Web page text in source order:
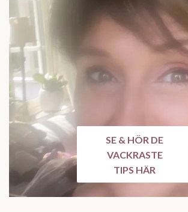
SE & HÖR DE
VACKRASTE
TIPS HÄR